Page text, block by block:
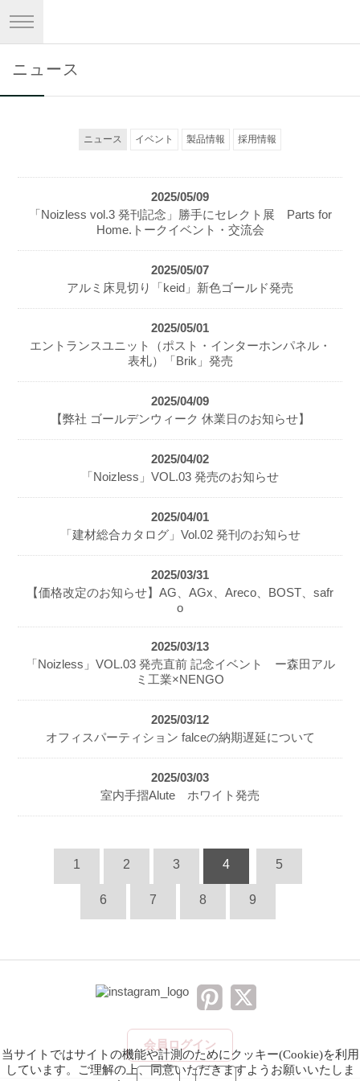
ニュース
ニュース イベント 製品情報 採用情報
2025/05/09
「Noizless vol.3 発刊記念」勝手にセレクト展 Parts for
Home.トークイベント・交流会
2025/05/07
アルミ床見切り「keid」新色ゴールド発売
2025/05/01
エントランスユニット（ポスト・インターホンパネル・
表札）「Brik」発売
2025/04/09
【弊社 ゴールデンウィーク 休業日のお知らせ】
2025/04/02
「Noizless」VOL.03 発売のお知らせ
2025/04/01
「建材総合カタログ」Vol.02 発刊のお知らせ
2025/03/31
【価格改定のお知らせ】AG、AGx、Areco、BOST、safr
o
2025/03/13
「Noizless」VOL.03 発売直前 記念イベント ー森田アル
ミ工業×NENGO
2025/03/12
オフィスパーティション falceの納期遅延について
2025/03/03
室内手摺Alute ホワイト発売
1 2 3 4 5
6 7 8 9
会員ログイン
当サイトではサイトの機能や計測のためにクッキー(Cookie)を利用
しています。ご理解の上、同意いただきますようお願いいたしま